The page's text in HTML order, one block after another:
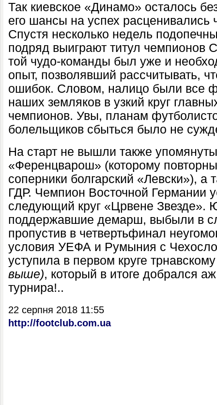
Так киевское «Динамо» осталось
его шансы на успех расценивались
Спустя несколько недель
подряд выиграют титул чемпионов
той чудо-команды был уже и
опыт, позволявший рассчитывать,
ошибок. Словом, налицо были все
наших земляков в узкий круг
чемпионов. Увы, планам
болельщиков сбыться было не
На старт не вышли также
«Ференцварош» (которому
соперники болгарский «Левски»), а
ГДР. Чемпион Восточной Германии
следующий круг «Црвене Звезде».
поддержавшие демарш, выбыли в
пропустив в четвертьфинал
условия УЕФА и Румыния с
уступила в первом круге
выше), который в итоге добрался
турнира!..
22 серпня 2018 11:55
http://footclub.com.ua